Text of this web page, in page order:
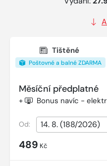
Tištěné
Poštovné a balné ZDARMA
Měsíční předplatné
+ Bonus navíc -
Od:
489 Kč